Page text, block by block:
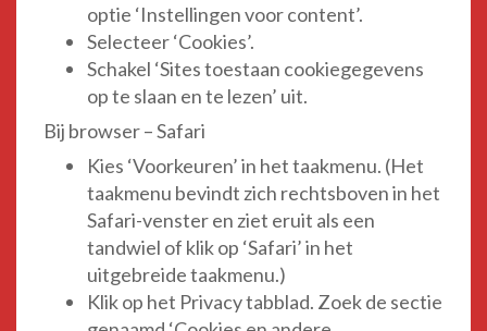
optie ‘Instellingen voor content’.
Selecteer ‘Cookies’.
Schakel ‘Sites toestaan cookiegegevens
op te slaan en te lezen’ uit.
Bij browser – Safari
Kies ‘Voorkeuren’ in het taakmenu. (Het
taakmenu bevindt zich rechtsboven in het
Safari-venster en ziet eruit als een
tandwiel of klik op ‘Safari’ in het
uitgebreide taakmenu.)
Klik op het Privacy tabblad. Zoek de sectie